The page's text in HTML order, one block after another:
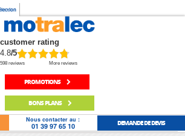
customer rating
4.8/5
598 reviews More reviews
PROMOTIONS
BONS PLANS
Nous contacter au :
01 39 97 65 10 DEMANDE DE DEVIS